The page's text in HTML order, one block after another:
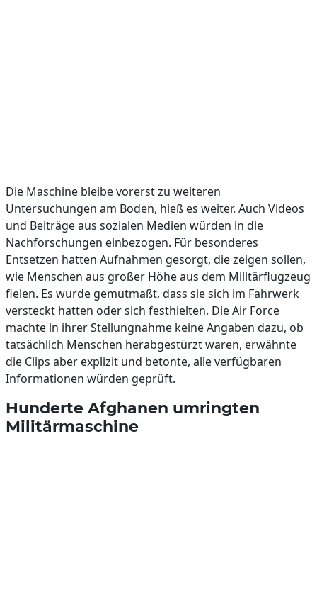
Die Maschine bleibe vorerst zu weiteren
Untersuchungen am Boden, hieß es weiter. Auch Videos
und Beiträge aus sozialen Medien würden in die
Nachforschungen einbezogen. Für besonderes
Entsetzen hatten Aufnahmen gesorgt, die zeigen sollen,
wie Menschen aus großer Höhe aus dem Militärflugzeug
fielen. Es wurde gemutmaßt, dass sie sich im Fahrwerk
versteckt hatten oder sich festhielten. Die Air Force
machte in ihrer Stellungnahme keine Angaben dazu, ob
tatsächlich Menschen herabgestürzt waren, erwähnte
die Clips aber explizit und betonte, alle verfügbaren
Informationen würden geprüft.
Hunderte Afghanen umringten
Militärmaschine